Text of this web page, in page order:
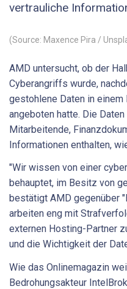
vertrauliche
(Source: Maxence Pira /
AMD untersucht, ob der
Cyberangriffs wurde,
gestohlene Daten in
angeboten hatte. Die
Mitarbeitende,
Informationen enthalten,
"Wir wissen von einer
behauptet, im Besitz von
bestätigt AMD gegenüber
arbeiten eng mit
externen Hosting-Partner
und die Wichtigkeit der
Wie das Onlinemagazin
Bedrohungsakteur